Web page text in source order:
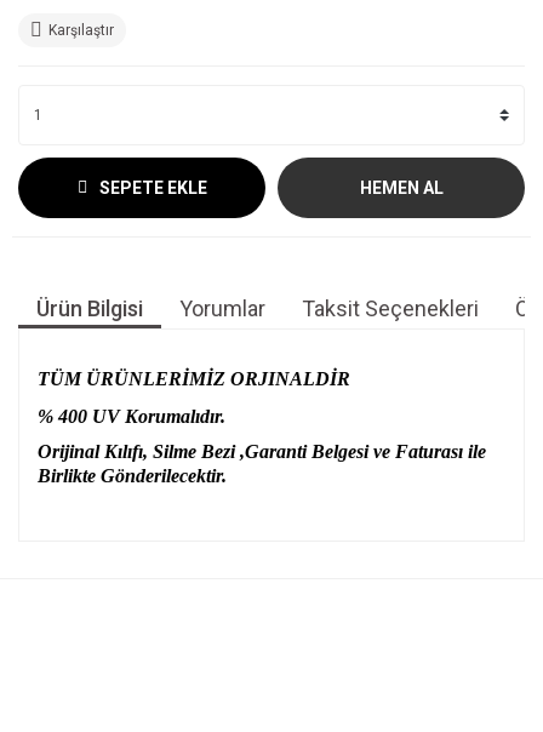
Karşılaştır
SEPETE EKLE HEMEN AL
Ürün Bilgisi Yorumlar Taksit Seçenekleri
TÜM ÜRÜNLERİMİZ ORJINALDİR
% 400 UV Korumalıdır.
Orijinal Kılıfı, Silme Bezi ,Garanti Belgesi ve Faturası ile
Birlikte Gönderilecektir.